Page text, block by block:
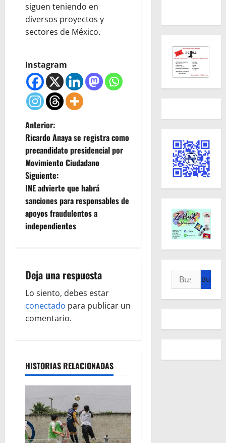
siguen teniendo en
diversos proyectos y
sectores de México.
Instagram
N
a
v
e
g
a
i
ó
n
e
e
n
t
Anterior:
Ricardo Anaya se registra como
precandidato presidencial por
Movimiento Ciudadano
Siguiente:
INE advierte que habrá
sanciones para responsables de
apoyos fraudulentos a
independientes
Deja una respuesta
Lo siento, debes estar
conectado para publicar un
comentario.
HISTORIAS RELACIONADAS
Buscar: